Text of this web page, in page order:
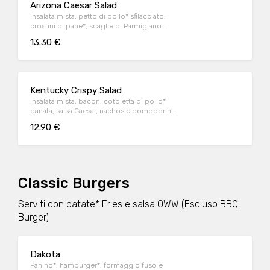
Arizona Caesar Salad
Insalata mista, petto di pollo* sfilacciato,
crostini di pane*, scaglie di Parmigiano
13.30 €
Kentucky Crispy Salad
Insalata mista, bacon, cotoletta di pollo*
panata, salsa Caesar, nachos e pomodorini
12.90 €
Classic Burgers
Serviti con patate* Fries e salsa OWW (Escluso BBQ
Burger)
Dakota
Panino*, hamburger*, formaggio fuso e